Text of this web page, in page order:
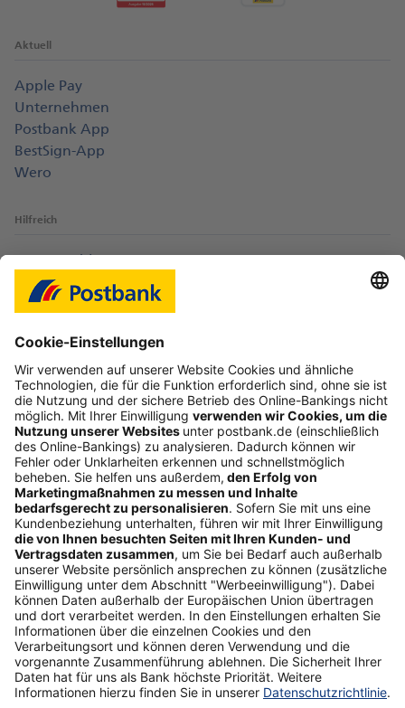
Aktuell
Apple Pay
Unternehmen
Postbank App
BestSign-App
Wero
Hilfreich
Login-Probleme
Karte sperren
Kontakt
myBHW
Interessant
Freundschaftswerbung
Schufa-Auskunft
Soziales Engagement
Nachhaltigkeit
ETF-Sparplanrechner
Beliebt
Umzugskredit
Gemeinschaftskonto
ETFs
Gehaltskonto
Anschlussfinanzierung